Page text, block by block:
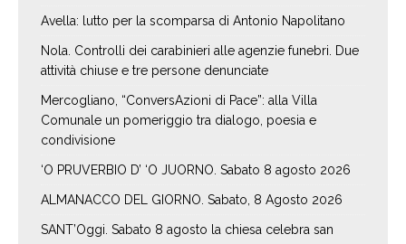
Avella: lutto per la scomparsa di Antonio Napolitano
Nola. Controlli dei carabinieri alle agenzie funebri. Due
attività chiuse e tre persone denunciate
Mercogliano, “ConversAzioni di Pace”: alla Villa
Comunale un pomeriggio tra dialogo, poesia e
condivisione
‘O PRUVERBIO D’ ‘O JUORNO. Sabato 8 agosto 2026
ALMANACCO DEL GIORNO. Sabato, 8 Agosto 2026
SANT’Oggi. Sabato 8 agosto la chiesa celebra san